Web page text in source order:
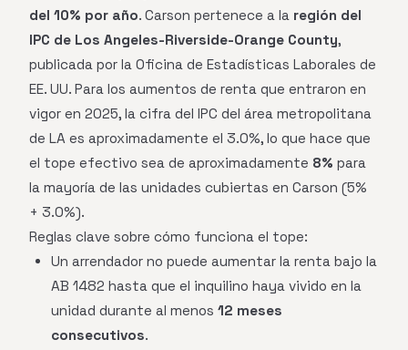
del 10% por año. Carson pertenece a la región del
IPC de Los Angeles-Riverside-Orange County,
publicada por la Oficina de Estadísticas Laborales de
EE. UU. Para los aumentos de renta que entraron en
vigor en 2025, la cifra del IPC del área metropolitana
de LA es aproximadamente el 3.0%, lo que hace que
el tope efectivo sea de aproximadamente 8% para
la mayoría de las unidades cubiertas en Carson (5%
+ 3.0%).
Reglas clave sobre cómo funciona el tope:
Un arrendador no puede aumentar la renta bajo la
AB 1482 hasta que el inquilino haya vivido en la
unidad durante al menos 12 meses
consecutivos.